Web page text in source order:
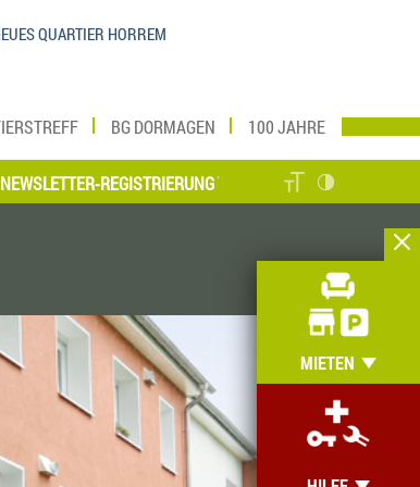
MIETEN
QUARTIER HORREM
BG DORMAGEN 100 JAHRE
REGISTRIERUNG VORNEHMEN UND MEIN ZUHAUSE